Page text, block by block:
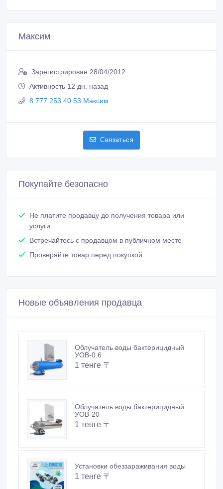
Максим
Зарегистрирован 28/04/2012
Активность 12 дн. назад
8 777 253 40 53 Максим
Связаться
Покупайте безопасно
Не платите продавцу до получения товара или
услуги
Встречайтесь с продавцом в публичном месте
Проверяйте товар перед покупкой
Новые объявления продавца
Облучатель воды бактерицидный
УОВ-0.6
1 тенге 〒
Облучатель воды бактерицидный
УОВ-20
1 тенге 〒
Установки обеззараживания воды
1 тенге 〒